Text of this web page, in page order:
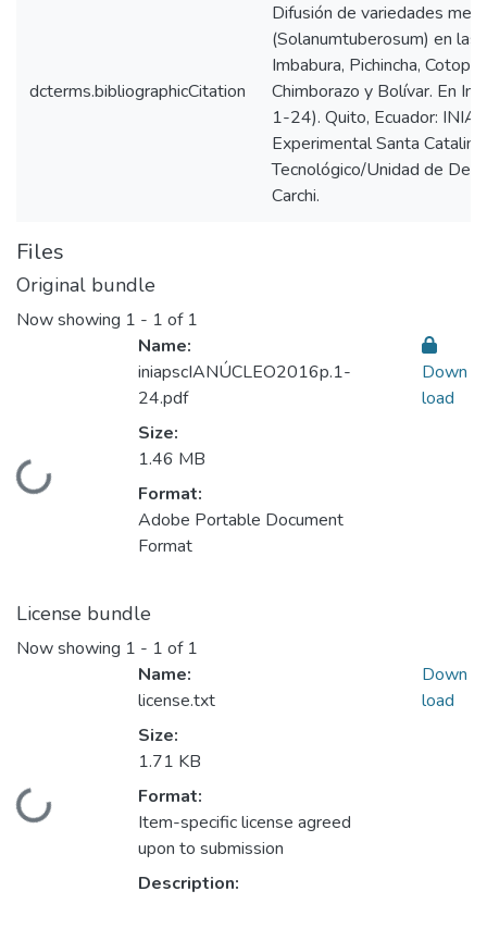
dcterms.bibliographicCitation
Difusión de variedades
(Solanumtuberosum) en las
Imbabura, Pichincha,
Chimborazo y Bolívar. En
1-24). Quito, Ecuador:
Experimental Santa
Tecnológico/Unidad de
Carchi.
Files
Original bundle
Now showing 1 - 1 of 1
Loading...
Name:
iniapscIANÚCLEO2016p.1-
24.pdf
Size:
1.46 MB
Format:
Adobe Portable Document
Format
Down
load
License bundle
Now showing 1 - 1 of 1
Loading...
Name:
license.txt
Size:
1.71 KB
Format:
Item-specific license agreed
upon to submission
Description:
Down
load